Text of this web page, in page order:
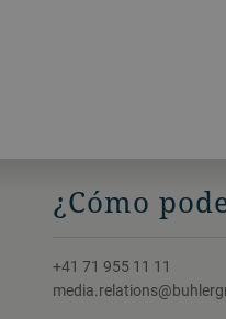
¿Cómo
+41 71 955 11 11